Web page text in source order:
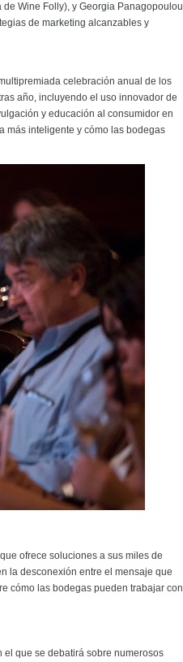
Wine Folly), y Georgia Panagopoulou
de marketing alcanzables y
celebración anual de los
año, incluyendo el uso innovador de
y educación al consumidor en
más inteligente y cómo las bodegas
ofrece soluciones a sus miles de
la desconexión entre el mensaje que
cómo las bodegas pueden trabajar con
el que se debatirá sobre numerosos